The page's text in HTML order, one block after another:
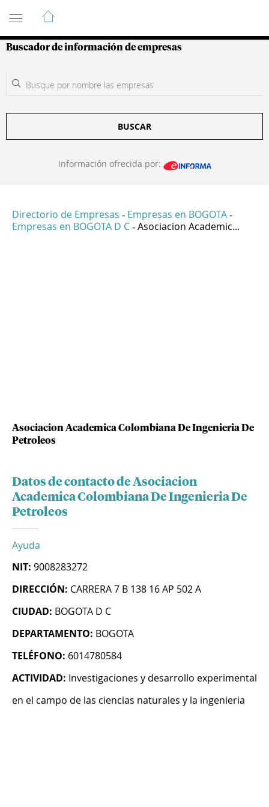
Guía de Empresas Colombianas
Buscador de información de empresas
BUSCAR
Información ofrecida por:
Directorio de Empresas - Empresas en BOGOTA -
Empresas en BOGOTA D C - Asociacion Academic...
Asociacion Academica Colombiana De Ingenieria De
Petroleos
Datos de contacto de Asociacion
Academica Colombiana De Ingenieria De
Petroleos
Ayuda
NIT: 9008283272
DIRECCIÓN: CARRERA 7 B 138 16 AP 502 A
CIUDAD: BOGOTA D C
DEPARTAMENTO: BOGOTA
TELÉFONO: 6014780584
ACTIVIDAD: Investigaciones y desarrollo experimental
en el campo de las ciencias naturales y la ingenieria